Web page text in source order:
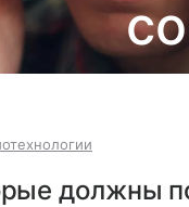
должны